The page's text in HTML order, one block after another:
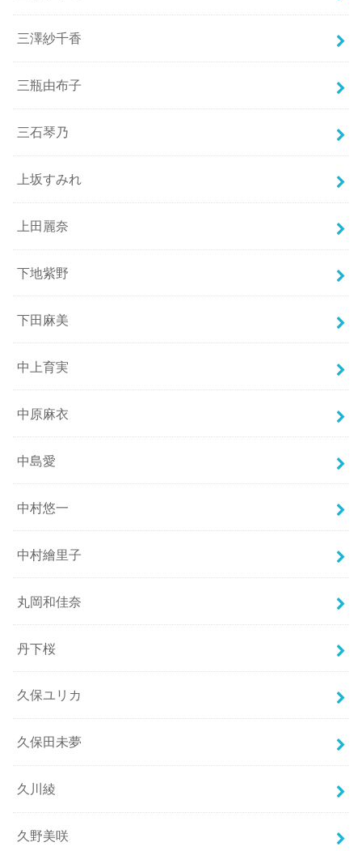
三澤紗千香
三瓶由布子
三石琴乃
上坂すみれ
上田麗奈
下地紫野
下田麻美
中上育実
中原麻衣
中島愛
中村悠一
中村繪里子
丸岡和佳奈
丹下桜
久保ユリカ
久保田未夢
久川綾
久野美咲